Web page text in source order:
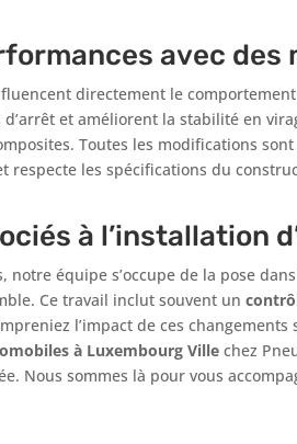
avec
directement le
et améliorent la stabilité en
Toutes les modifications
respecte les spécifications du
à l’installation
notre équipe s’occupe de la pose
Ce travail inclut souvent un
l’impact de ces
à Luxembourg Ville chez
Nous sommes là pour vous